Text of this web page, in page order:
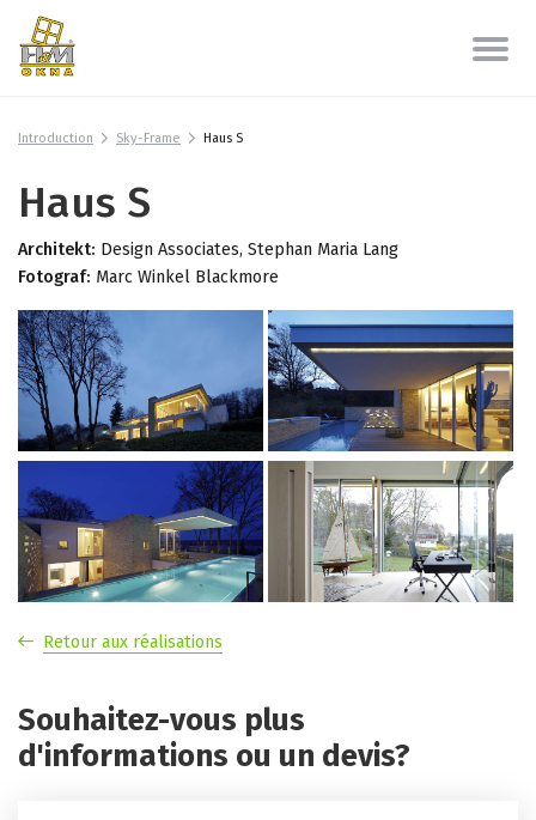
Introduction Sky-Frame Haus S
Haus S
Architekt: Design Associates, Stephan Maria Lang
Fotograf: Marc Winkel Blackmore
Retour aux réalisations
Souhaitez-vous plus
d'informations ou un devis?